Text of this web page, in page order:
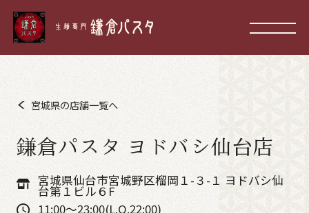
宮城県の店舗一覧へ
鎌倉パスタ ヨドバシ仙台店
宮城県仙台市宮城野区榴岡１-３-１ ヨドバシ仙
台第１ビル６F
11:00～23:00(L.O.22:00)